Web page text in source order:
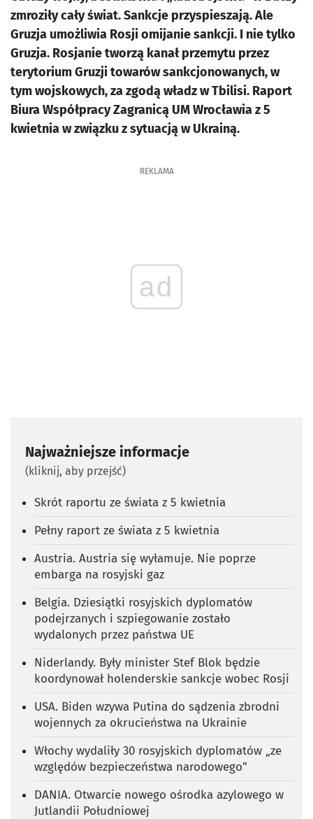
zmroziły cały świat. Sankcje przyspieszają. Ale
Gruzja umożliwia Rosji omijanie sankcji. I nie tylko
Gruzja. Rosjanie tworzą kanał przemytu przez
terytorium Gruzji towarów sankcjonowanych, w
tym wojskowych, za zgodą władz w Tbilisi. Raport
Biura Współpracy Zagranicą UM Wrocławia z 5
kwietnia w związku z sytuacją w Ukrainą.
REKLAMA
ad
Najważniejsze informacje
(kliknij, aby przejść)
Skrót raportu ze świata z 5 kwietnia
Pełny raport ze świata z 5 kwietnia
Austria. Austria się wyłamuje. Nie poprze
embarga na rosyjski gaz
Belgia. Dziesiątki rosyjskich dyplomatów
podejrzanych i szpiegowanie zostało
wydalonych przez państwa UE
Niderlandy. Były minister Stef Blok będzie
koordynował holenderskie sankcje wobec Rosji
USA. Biden wzywa Putina do sądzenia zbrodni
wojennych za okrucieństwa na Ukrainie
Włochy wydaliły 30 rosyjskich dyplomatów „ze
względów bezpieczeństwa narodowego”
DANIA. Otwarcie nowego ośrodka azylowego w
Jutlandii Południowej